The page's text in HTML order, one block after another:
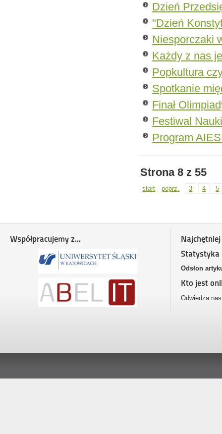
Dzień
"Dzień
Niesporczaki
Każdy z nas
Popkultura
Spotkanie
Finał
Festiwal
Program
Strona 8 z 55
start poprz. 3 4 5
Współpracujemy z...
Statystyka
Odsłon
Kto jest
Odwiedza